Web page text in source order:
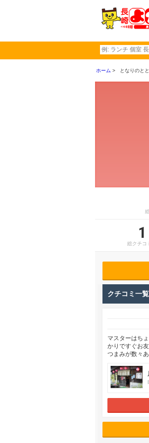
ホーム となりのと
1
総クチコ
クチコミ一覧
マスターはち
かりですぐお
つまみが数々